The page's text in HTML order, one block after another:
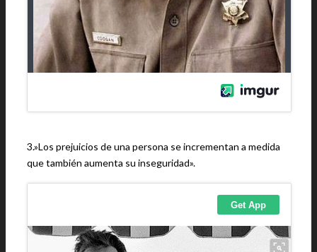
3.»Los prejuicios de una persona se incrementan a medida
que también aumenta su inseguridad».